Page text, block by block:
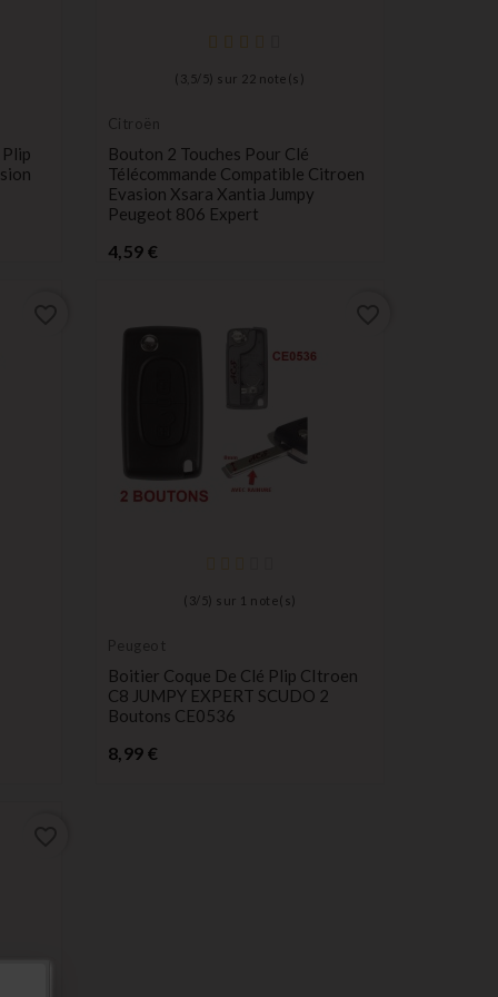
Plip
( 3,5/ 5) sur 22 note(s)
Citroën
Bouton 2 Touches Pour Clé
Télécommande Compatible Citroen
Evasion Xsara Xantia Jumpy
Peugeot 806 Expert
4,59 €
( 3/ 5) sur 1 note(s)
Peugeot
Boitier Coque De Clé Plip CItroen
C8 JUMPY EXPERT SCUDO 2
Boutons CE0536
8,99 €